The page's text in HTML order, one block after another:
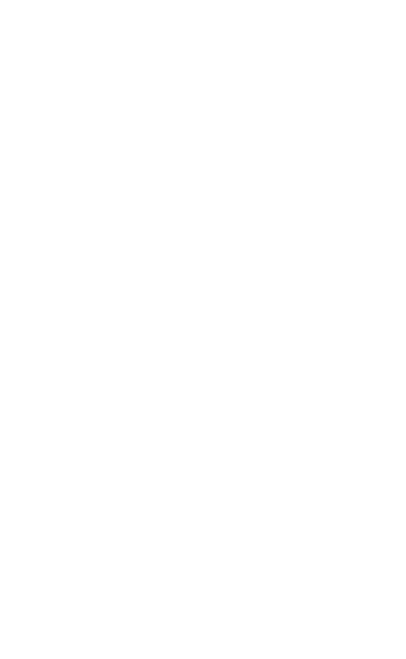
ugyanakkor a dohányosok
közintézmények, éttermek,
Európai Unió és a WHO
és gazdasági kárait is.